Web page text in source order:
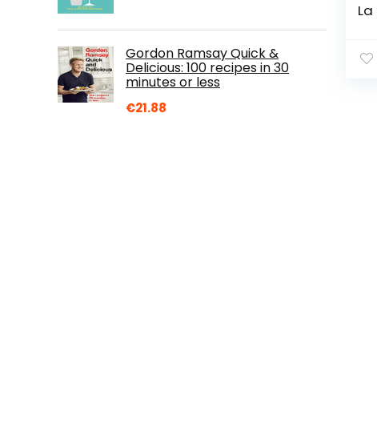
Gordon Ramsay Quick &
Delicious: 100 recipes in 30
minutes or less
€21.88